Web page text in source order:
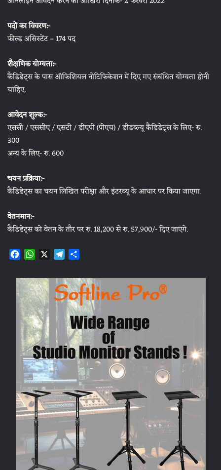
पदों का विवरण:-
फील्ड असिस्टेंट – 174 पद
शैक्षणिक योग्यता:-
कैंडिडेट्स के पास ऑफिशियल नोटिफिकेशन में दिए गए संबंधित योग्यता होनी
चाहिए.
आवेदन शुल्क:-
एससी / एससीए / एसटी / डीएपी (पीएच) / डीडब्ल्यू कैंडिडेट्स के लिए- रु.
300
अन्य के लिए- रु. 600
चयन प्रक्रिया:-
कैंडिडेट्स का चयन लिखित परीक्षा और इंटरव्यू के आधार पर किया जाएगा.
वेतनमान:-
कैंडिडेट्स को वेतन के तौर पर रु. 18,200 से रु. 57,900/- दिए जाएंगे.
F
c
e
b
o
o
k
W
a
t
s
A
p
p
X T
l
e
g
r
a
m
a
r
e